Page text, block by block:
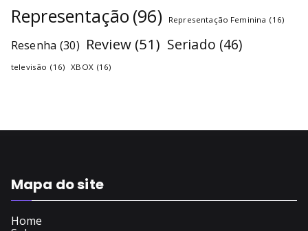
Representação (96) Representação Feminina (16)
Resenha (30) Review (51) Seriado (46)
televisão (16) XBOX (16)
Mapa do site
Home